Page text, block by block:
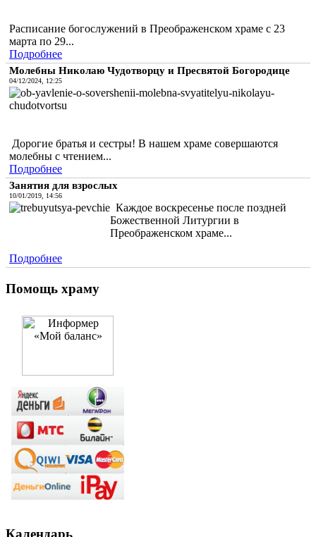
Расписание богослужений в Преображенском храме с 23
марта по 29...
Подробнее
Молебны Николаю Чудотворцу и Пресвятой Богородице
04/12/2024, 12:25
Дорогие братья и сестры! В нашем храме совершаются
молебны с чтением...
Подробнее
Занятия для взрослых
10/01/2019, 14:56
Каждое воскресенье после поздней
Божественной Литургии в
Преображенском храме...
Подробнее
Помощь храму
Календарь